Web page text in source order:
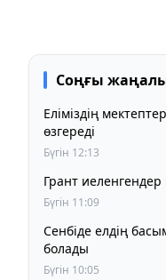
Соңғы
Еліміздің
өзгереді
Бүгін 12:13
Грант
Бүгін 11:09
Сенбіде елдің
болады
Бүгін 10:05